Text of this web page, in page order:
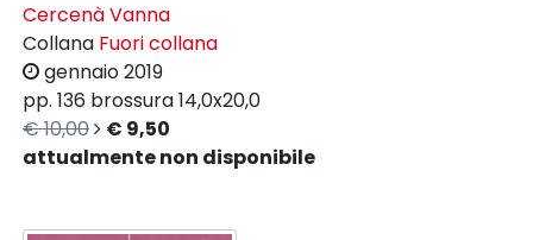
Cercenà Vanna
Collana Fuori collana
gennaio 2019
pp. 136 brossura14,0x20,0
€ 10,00
€ 9,50
attualmente non disponibile